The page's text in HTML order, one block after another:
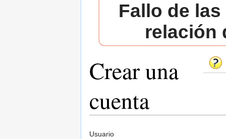
Fallo de
relación
Crear una
cuenta
Usuario